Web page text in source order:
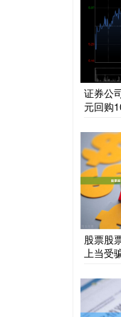
证券公
元回购
股票股
上当受